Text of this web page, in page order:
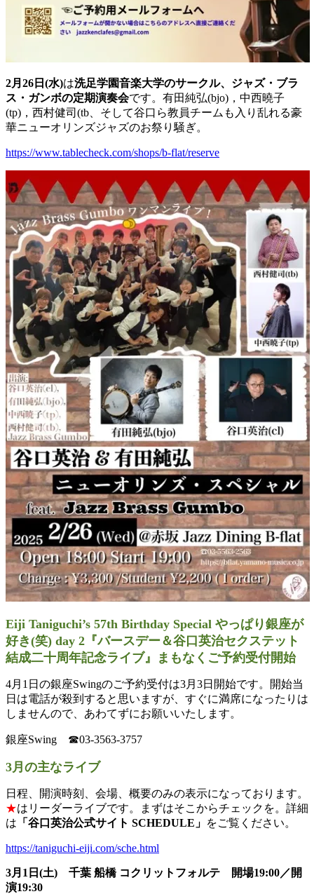
2月26日(水)は洗足学園音楽大学のサークル、ジャズ・ ブラ
ス・ガンボの定期演奏会です。有田純弘(bjo)， 中西曉子
(tp)，西村健司(tb、 そして谷口ら教員チームも入り乱れる豪
華ニューオリンズジャズのお祭り騒ぎ。
https://www.tablecheck.com/shops/b-flat/reserve
Eiji Taniguchi’s 57th Birthday Special やっぱり銀座が
好き(笑) day 2『バースデー＆谷口英治セクステット
結成二十周年記念ライブ』
まもなくご予約受付開始
4月1日の銀座Swingのご予約受付は3月3日開始です。
開始当
日は電話が殺到すると思いますが、 すぐに満席になったりは
しませんので、 あわてずにお願いいたします。
銀座Swing ☎03-3563-3757
3月の主なライブ
日程、開演時刻、会場、概要のみの表示になっております。
★はリ ーダーライブです。まずはそこからチェックを。詳細
は 「 谷口英治公式サイト SCHEDULE」 をご覧ください。
https://taniguchi-eiji.com/sche.html
3月1日(土) 千葉 船橋 コクリットフォルテ 開場19:00／開
演19:30